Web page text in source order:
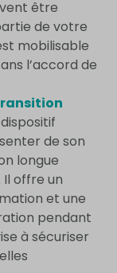
être
de votre
mobilisable
l’accord de
de son
longue
offre un
et une
pendant
à sécuriser